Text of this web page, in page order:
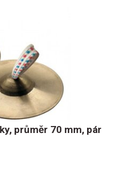
průměr 70 mm, pár